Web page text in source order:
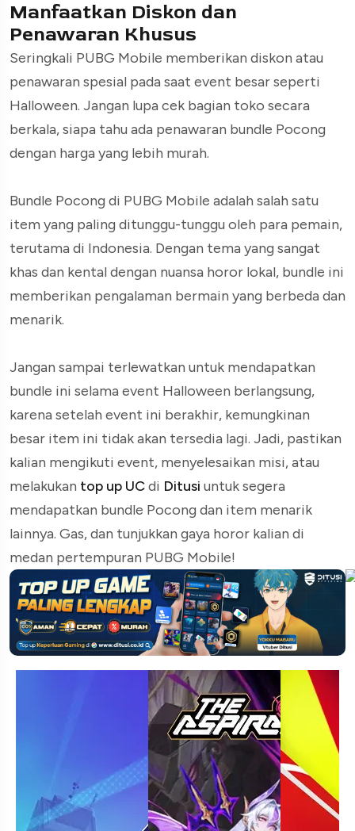
Manfaatkan Diskon dan
Penawaran Khusus
Seringkali PUBG Mobile memberikan diskon atau
penawaran spesial pada saat event besar seperti
Halloween. Jangan lupa cek bagian toko secara
berkala, siapa tahu ada penawaran bundle Pocong
dengan harga yang lebih murah.
Bundle Pocong di PUBG Mobile adalah salah satu
item yang paling ditunggu-tunggu oleh para pemain,
terutama di Indonesia. Dengan tema yang sangat
khas dan kental dengan nuansa horor lokal, bundle ini
memberikan pengalaman bermain yang berbeda dan
menarik.
Jangan sampai terlewatkan untuk mendapatkan
bundle ini selama event Halloween berlangsung,
karena setelah event ini berakhir, kemungkinan
besar item ini tidak akan tersedia lagi. Jadi, pastikan
kalian mengikuti event, menyelesaikan misi, atau
melakukan top up UCdi Ditusi untuk segera
mendapatkan bundle Pocong dan item menarik
lainnya. Gas, dan tunjukkan gaya horor kalian di
medan pertempuran PUBG Mobile!